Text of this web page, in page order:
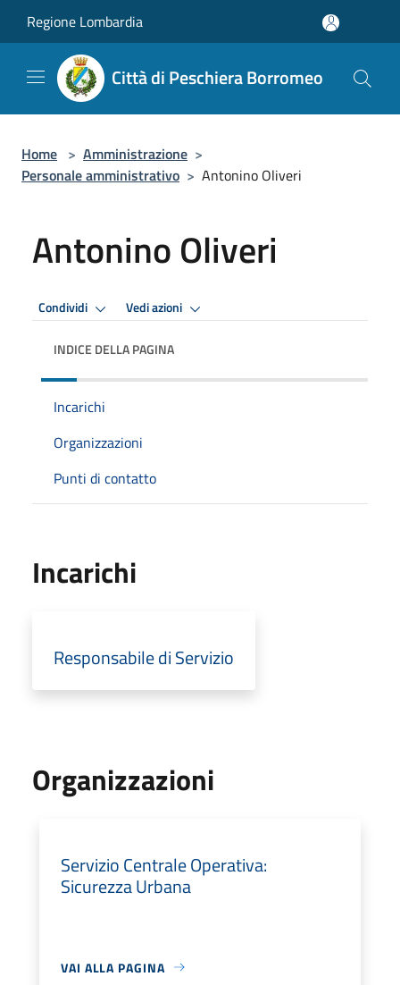
Regione Lombardia
Città di Peschiera Borromeo
Home > Amministrazione >
Personale amministrativo > Antonino Oliveri
Antonino Oliveri
Condividi Vedi azioni
INDICE DELLA PAGINA
Incarichi
Organizzazioni
Punti di contatto
Incarichi
Responsabile di Servizio
Organizzazioni
Servizio Centrale Operativa:
Sicurezza Urbana
VAI ALLA PAGINA